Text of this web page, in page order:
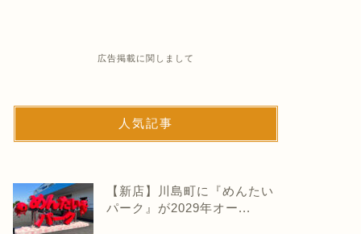
広告掲載に関しまして
人気記事
【新店】川島町に『めんたい
パーク』が2029年オー...